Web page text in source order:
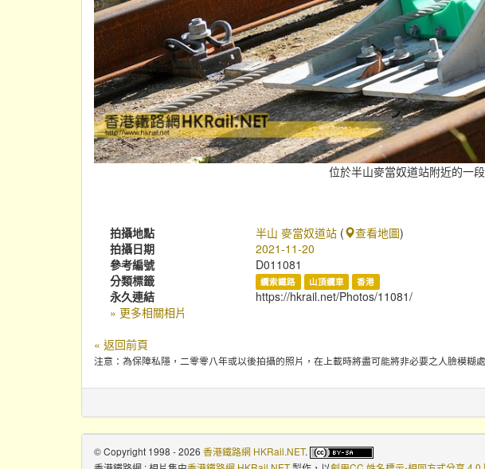
位於半山麥當奴道站附近的一
拍攝地點 半山 麥當奴道站 ( 查看地圖)
拍攝日期
2021-11-20
參考編號
D011081
分類標籤
纜索鐵路 山頂纜車 香港
永久連結
https://hkrail.net/Photos/11081/
» 更多相關相片
« 返回前頁
注意：為保障私隱，二零零八年或以後拍攝的照片，在上載時將盡可能將非必要之人臉模糊
© Copyright 1998 - 2026 香港鐵路網 HKRail.NET.